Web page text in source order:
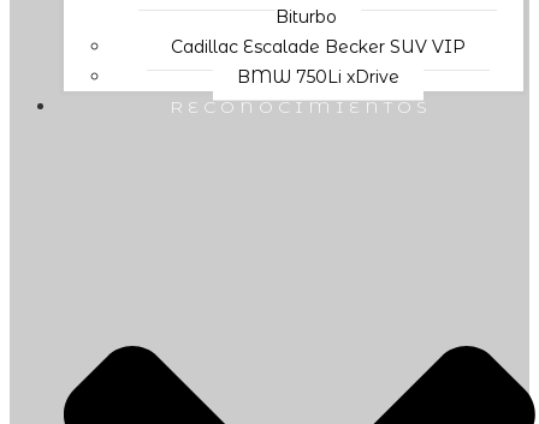
Biturbo
Cadillac Escalade Becker SUV VIP
BMW 750Li xDrive
RECONOCIMIENTOS